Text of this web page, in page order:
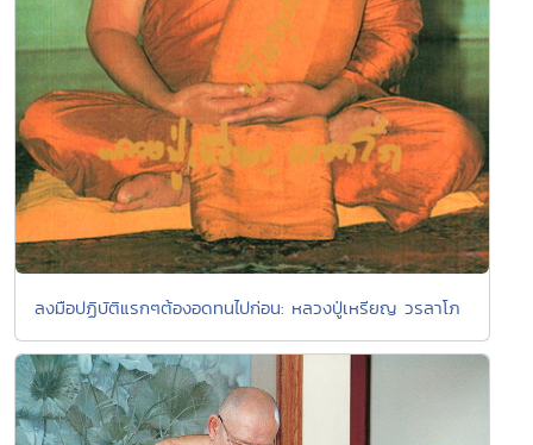
ลงมือปฏิบัติแรกๆต้องอดทนไปก่อน: หลวงปู่เหรียญ วรลาโภ